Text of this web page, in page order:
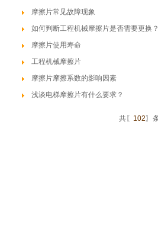
摩擦片常见故障现象
如何判断工程机械摩擦片是否需要更换？
摩擦片使用寿命
工程机械摩擦片
摩擦片摩擦系数的影响因素
浅谈电梯摩擦片有什么要求？
共〖 102〗